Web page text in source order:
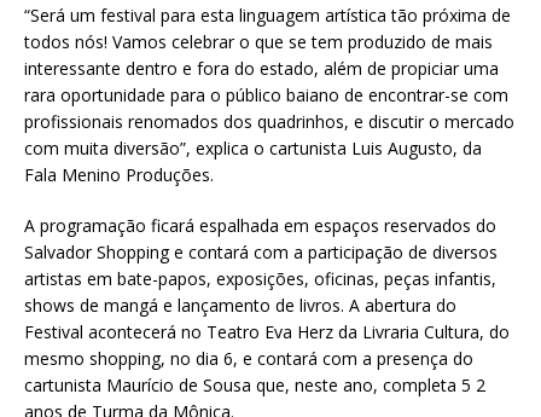
“Será um festival para esta linguagem artística tão próxima de
todos nós! Vamos celebrar o que se tem produzido de mais
interessante dentro e fora do estado, além de propiciar uma
rara oportunidade para o público baiano de encontrar-se com
profissionais renomados dos quadrinhos, e discutir o mercado
com muita diversão”, explica o cartunista Luis Augusto, da
Fala Menino Produções.
A programação ficará espalhada em espaços reservados do
Salvador Shopping e contará com a participação de diversos
artistas em bate-papos, exposições, oficinas, peças infantis,
shows de mangá e lançamento de livros. A abertura do
Festival acontecerá no Teatro Eva Herz da Livraria Cultura, do
mesmo shopping, no dia 6, e contará com a presença do
cartunista Maurício de Sousa que, neste ano, completa 5 2
anos de Turma da Mônica.